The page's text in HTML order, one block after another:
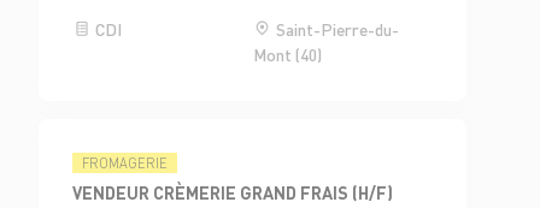
CDI
Saint-Pierre-du-
Mont (40)
FROMAGERIE
VENDEUR CRÈMERIE GRAND FRAIS (H/F)